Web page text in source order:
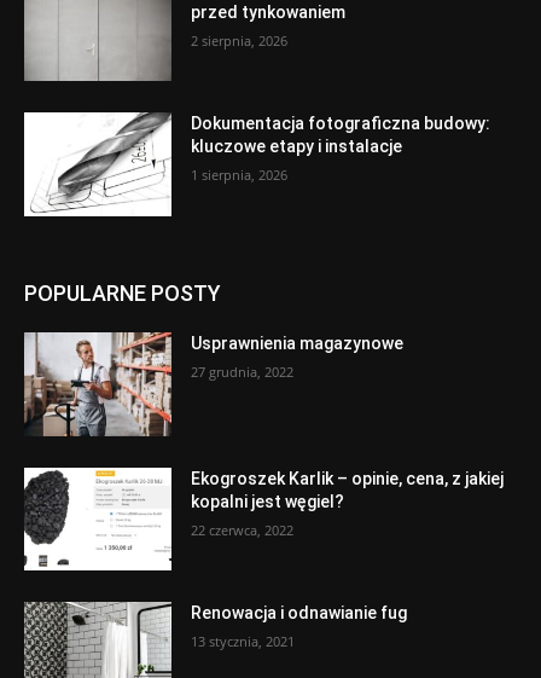
przed tynkowaniem
2 sierpnia, 2026
Dokumentacja fotograficzna budowy:
kluczowe etapy i instalacje
1 sierpnia, 2026
POPULARNE POSTY
Usprawnienia magazynowe
27 grudnia, 2022
Ekogroszek Karlik – opinie, cena, z jakiej
kopalni jest węgiel?
22 czerwca, 2022
Renowacja i odnawianie fug
13 stycznia, 2021